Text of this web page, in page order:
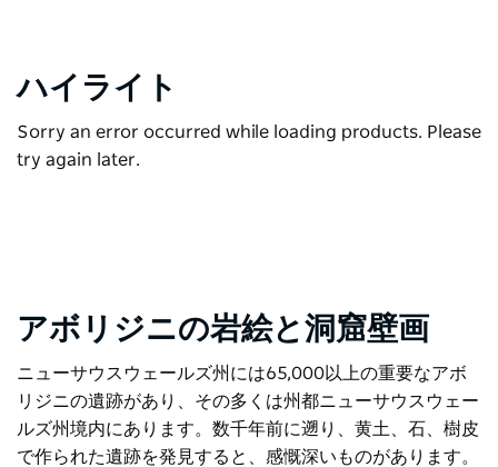
ハイライト
Sorry an error occurred while loading products. Please
try again later.
アボリジニの岩絵と洞窟壁画
ニューサウスウェールズ州には65,000以上の重要なアボ
リジニの遺跡があり、その多くは州都ニューサウスウェー
ルズ州境内にあります。数千年前に遡り、黄土、石、樹皮
で作られた遺跡を発見すると、感慨深いものがあります。